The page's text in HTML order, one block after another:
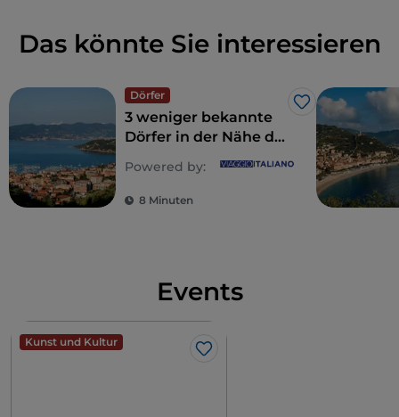
Das könnte Sie interessieren
Dörfer
Like
3 weniger bekannte
Dörfer in der Nähe der
Cinque Terre, im
östlichen Ligurien
Powered by:
8 Minuten
Events
Kunst und Kultur
Like